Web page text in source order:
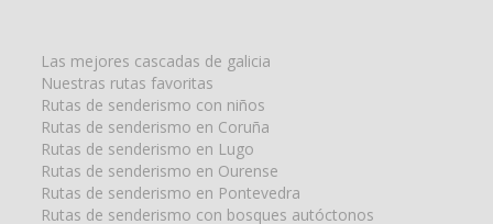
Las mejores cascadas de galicia
Nuestras rutas favoritas
Rutas de senderismo con niños
Rutas de senderismo en Coruña
Rutas de senderismo en Lugo
Rutas de senderismo en Ourense
Rutas de senderismo en Pontevedra
Rutas de senderismo con bosques autóctonos